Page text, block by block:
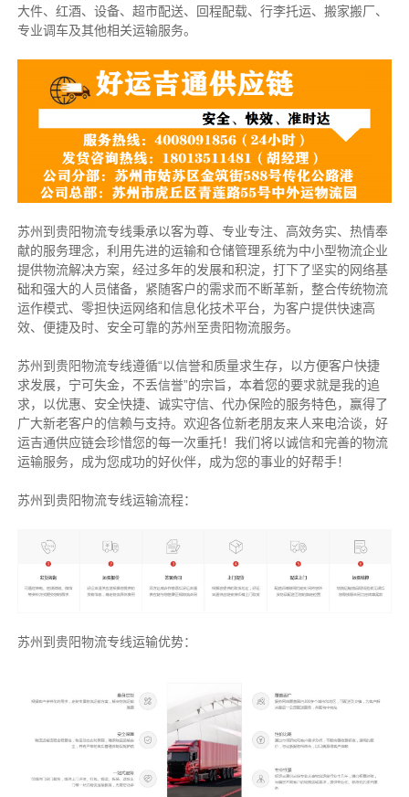
大件、红酒、设备、超市配送、回程配载、行李托运、搬家搬厂、
专业调车及其他相关运输服务。
苏州到贵阳物流专线秉承以客为尊、专业专注、高效务实、热情奉
献的服务理念，利用先进的运输和仓储管理系统为中小型物流企业
提供物流解决方案，经过多年的发展和积淀，打下了坚实的网络基
础和强大的人员储备，紧随客户的需求而不断革新，整合传统物流
运作模式、零担快运网络和信息化技术平台，为客户提供快速高
效、便捷及时、安全可靠的苏州至贵阳物流服务。
苏州到贵阳物流专线遵循“以信誉和质量求生存，以方便客户快捷
求发展，宁可失金，不丢信誉”的宗旨，本着您的要求就是我的追
求，以优惠、安全快捷、诚实守信、代办保险的服务特色，赢得了
广大新老客户的信赖与支持。欢迎各位新老朋友来人来电洽谈，好
运吉通供应链会珍惜您的每一次重托！我们将以诚信和完善的物流
运输服务，成为您成功的好伙伴，成为您的事业的好帮手！
苏州到贵阳物流专线运输流程：
苏州到贵阳物流专线运输优势：